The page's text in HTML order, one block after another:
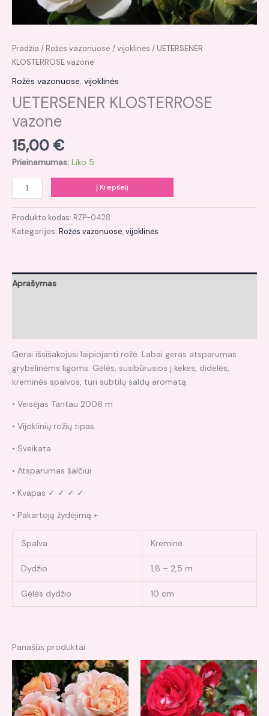
Pradžia / Rožės vazonuose /vijoklinės / UETERSENER
KLOSTERROSE vazone
Rožės vazonuose, vijoklinės
UETERSENER KLOSTERROSE
vazone
15,00 €
Prieinamumas: Liko 5
Į Krepšelį
Produkto kodas: RZP-0428
Kategorijos: Rožės vazonuose, vijoklinės
Aprašymas
Gerai išsišakojusi laipiojanti rožė. Labai geras atsparumas
grybelinėms ligoms. Gėlės, susibūrusios į kekes, didelės,
kreminės spalvos, turi subtilų saldų aromatą.
• Veisėjas Tantau 2006 m
• Vijoklinių rožių tipas
• Sveikata
• Atsparumas šalčiui
• Kvapas ✓ ✓ ✓ ✓
• Pakartoją žydėjimą +
Spalva Kreminė
Dydžio 1,8 – 2,5 m
Gėlės dydžio 10 cm
Panašūs produktai